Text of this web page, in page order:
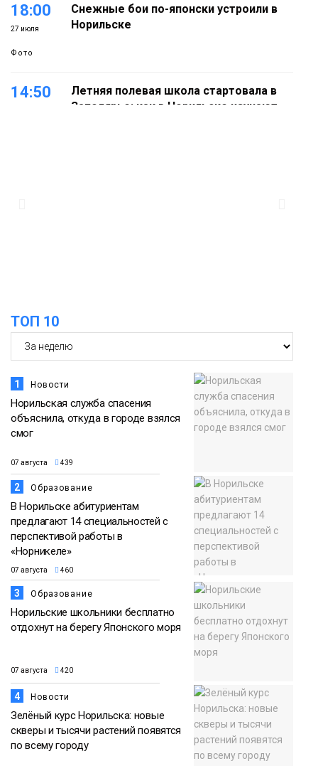
18:00
27 июля
Фото
Снежные бои по-японски устроили в
Норильске
14:50
Летняя полевая школа стартовала в
Заполярье: как в Норильске изучают
18:30
Фото
Заполярное лето в разгаре: Норильск
прогрелся до 29 градусов
ТОП 10
1 Новости
Норильская служба спасения
объяснила, откуда в городе взялся
смог
07 августа 439
2 Образование
В Норильске абитуриентам
предлагают 14 специальностей с
перспективой работы в
«Норникеле»
07 августа 460
3 Образование
Норильские школьники бесплатно
отдохнут на берегу Японского моря
07 августа 420
4 Новости
Зелёный курс Норильска: новые
скверы и тысячи растений появятся
по всему городу